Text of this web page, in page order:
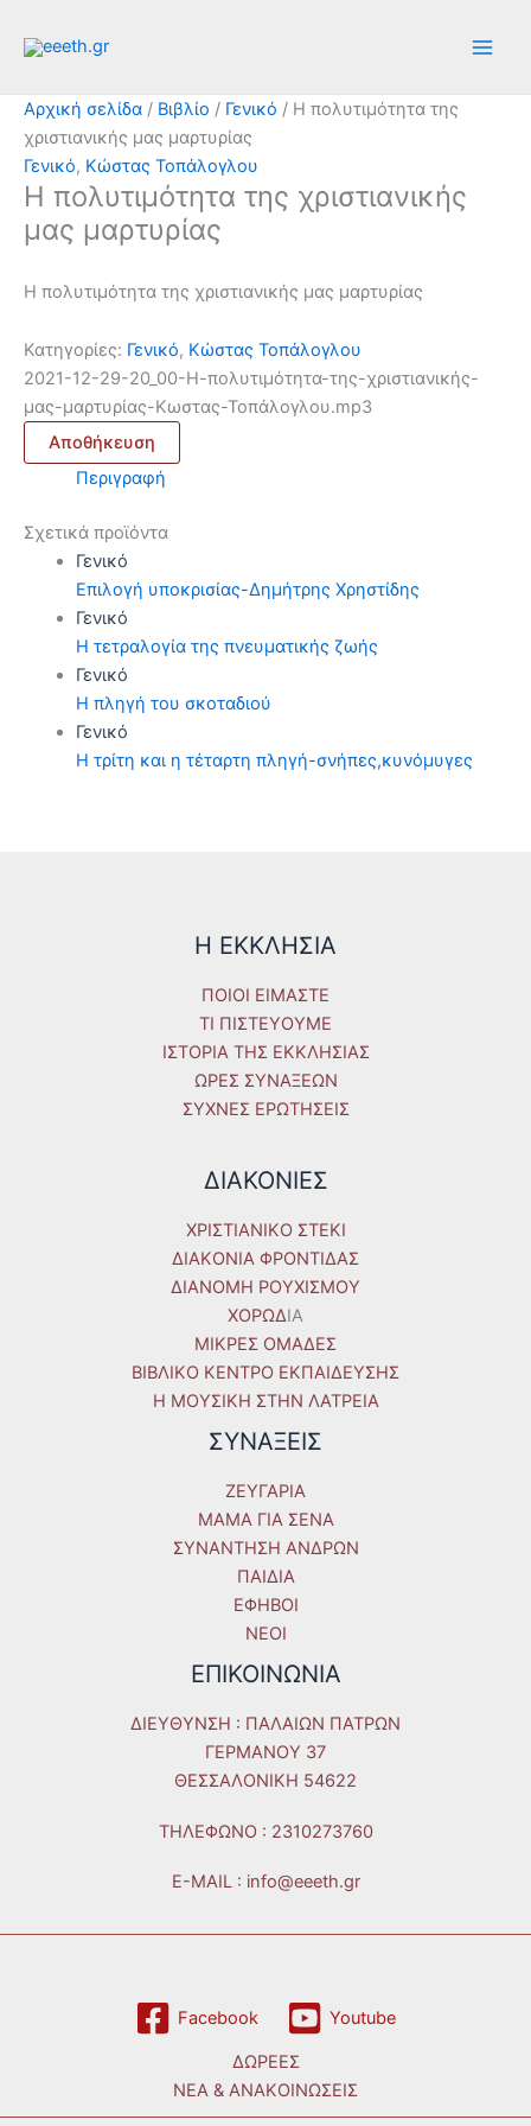
στο
Αρχική σελίδα / Βιβλίο / Γενικό / Η πολυτιμότητα της
χριστιανικής μας μαρτυρίας
Γενικό, Κώστας Τοπάλογλου
Η πολυτιμότητα της χριστιανικής
μας μαρτυρίας
Η πολυτιμότητα της χριστιανικής μας μαρτυρίας
Κατηγορίες: Γενικό, Κώστας Τοπάλογλου
2021-12-29-20_00-Η-πολυτιμότητα-της-χριστιανικής-
μας-μαρτυρίας-Κωστας-Τοπάλογλου.mp3
Αποθήκευση
Περιγραφή
Σχετικά προϊόντα
Γενικό
Επιλογή υποκρισίας-Δημήτρης Χρηστίδης
Γενικό
Η τετραλογία της πνευματικής ζωής
Γενικό
Η πληγή του σκοταδιού
Γενικό
Η τρίτη και η τέταρτη πληγή-σνήπες,κυνόμυγες
Η ΕΚΚΛΗΣΙΑ
ΠΟΙΟΙ ΕΙΜΑΣΤΕ
ΤΙ ΠΙΣΤΕΥΟΥΜΕ
ΙΣΤΟΡΙΑ ΤΗΣ ΕΚΚΛΗΣΙΑΣ
ΩΡΕΣ ΣΥΝΑΞΕΩΝ
ΣΥΧΝΕΣ ΕΡΩΤΗΣΕΙΣ
ΔΙΑΚΟΝΙΕΣ
ΧΡΙΣΤΙΑΝΙΚΟ ΣΤΕΚΙ
ΔΙΑΚΟΝΙΑ ΦΡΟΝΤΙΔΑΣ
ΔΙΑΝΟΜΗ ΡΟΥΧΙΣΜΟΥ
ΧΟΡΩΔIA
ΜΙΚΡΕΣ ΟΜΑΔΕΣ
ΒΙΒΛΙΚΟ ΚΕΝΤΡΟ ΕΚΠΑΙΔΕΥΣΗΣ
Η ΜΟΥΣΙΚΗ ΣΤΗΝ ΛΑΤΡΕΙΑ
ΣΥΝΑΞΕΙΣ
ΖΕΥΓΑΡΙΑ
ΜΑΜΑ ΓΙΑ ΣΕΝΑ
ΣΥΝΑΝΤΗΣΗ ΑΝΔΡΩΝ
ΠΑΙΔΙΑ
ΕΦΗΒΟΙ
ΝΕΟΙ
ΕΠΙΚΟΙΝΩΝΙΑ
ΔΙΕΥΘΥΝΣΗ : ΠΑΛΑΙΩΝ ΠΑΤΡΩΝ
ΓΕΡΜΑΝΟΥ 37
ΘΕΣΣΑΛΟΝΙΚΗ 54622
ΤΗΛΕΦΩΝO : 2310273760
E-MAIL : info@eeeth.gr
Facebook Youtube
ΔΩΡΕΕΣ
ΝΕΑ & ΑΝΑΚΟΙΝΩΣΕΙΣ